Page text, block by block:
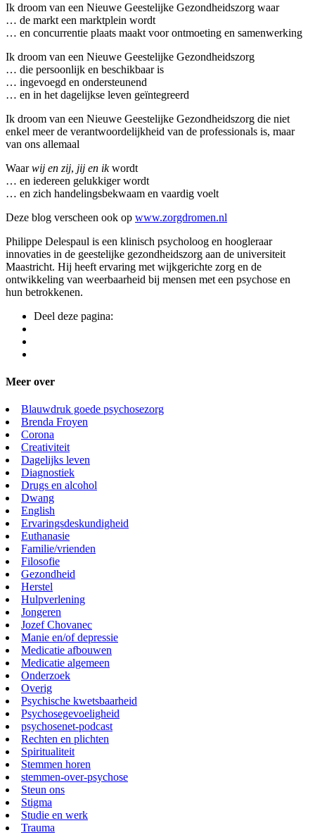
Ik droom van een Nieuwe Geestelijke Gezondheidszorg waar
… de markt een marktplein wordt
… en concurrentie plaats maakt voor ontmoeting en samenwerking
Ik droom van een Nieuwe Geestelijke Gezondheidszorg
… die persoonlijk en beschikbaar is
… ingevoegd en ondersteunend
… en in het dagelijkse leven geïntegreerd
Ik droom van een Nieuwe Geestelijke Gezondheidszorg die niet
enkel meer de verantwoordelijkheid van de professionals is, maar
van ons allemaal
Waarwij en zij, jij en ikwordt
… en iedereen gelukkiger wordt
… en zich handelingsbekwaam en vaardig voelt
Deze blog verscheen ook op www.zorgdromen.nl
Philippe Delespaul is een klinisch psycholoog en hoogleraar
innovaties in de geestelijke gezondheidszorg aan de universiteit
Maastricht. Hij heeft ervaring met wijkgerichte zorg en de
ontwikkeling van weerbaarheid bij mensen met een psychose en
hun betrokkenen.
Deel deze pagina:
Meer over
Blauwdruk goede psychosezorg
Brenda Froyen
Corona
Creativiteit
Dagelijks leven
Diagnostiek
Drugs en alcohol
Dwang
English
Ervaringsdeskundigheid
Euthanasie
Familie/vrienden
Filosofie
Gezondheid
Herstel
Hulpverlening
Jongeren
Jozef Chovanec
Manie en/of depressie
Medicatie afbouwen
Medicatie algemeen
Onderzoek
Overig
Psychische kwetsbaarheid
Psychosegevoeligheid
psychosenet-podcast
Rechten en plichten
Spiritualiteit
Stemmen horen
stemmen-over-psychose
Steun ons
Stigma
Studie en werk
Trauma